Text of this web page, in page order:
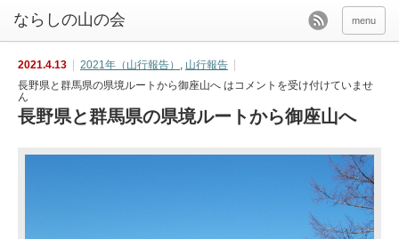
menu
2021.4.13 2021年（山行報告） , 山行報告
長野県と群馬県の県境ルートから御座山へ はコメントを受け付けていませ
ん
長野県と群馬県の県境ルートから御座山へ